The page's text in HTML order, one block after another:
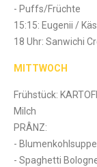
- Puffs/Früchte
15:15: Eugenii /
18 Uhr: Sanwichi
MITTWOCH
Frühstück:
Milch
PRÂNZ:
-
- Spaghetti